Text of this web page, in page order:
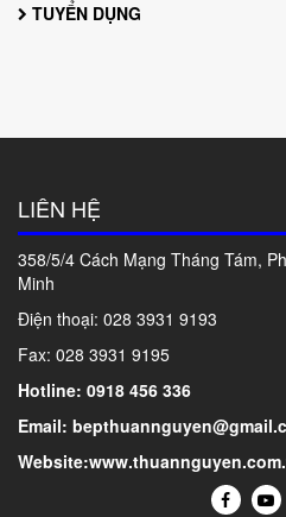
TUYỂN DỤNG
LIÊN HỆ
358/5/4 Cách Mạng Tháng Tám,
Minh
Điện thoại: 028 3931 9193
Fax: 028 3931 9195
Hotline: 0918 456 336
Email: